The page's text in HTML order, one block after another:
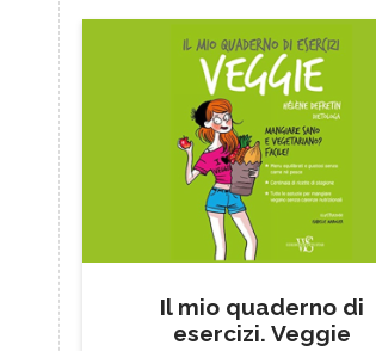
Il mio quaderno di
esercizi. Veggie